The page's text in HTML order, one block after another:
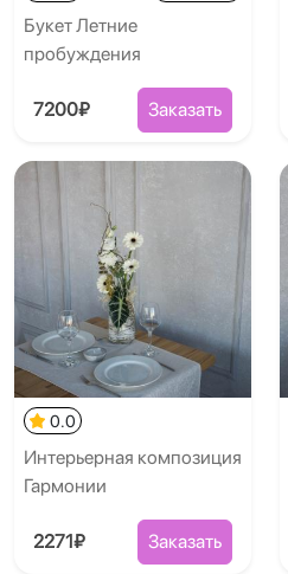
Букет Летние
пробуждения
7200₽ Заказать
0.0
Интерьерная композиция
Гармонии
2271₽ Заказать